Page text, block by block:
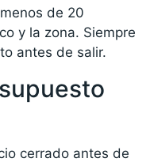
de 20
y la zona. Siempre
antes de salir.
cerrado antes de